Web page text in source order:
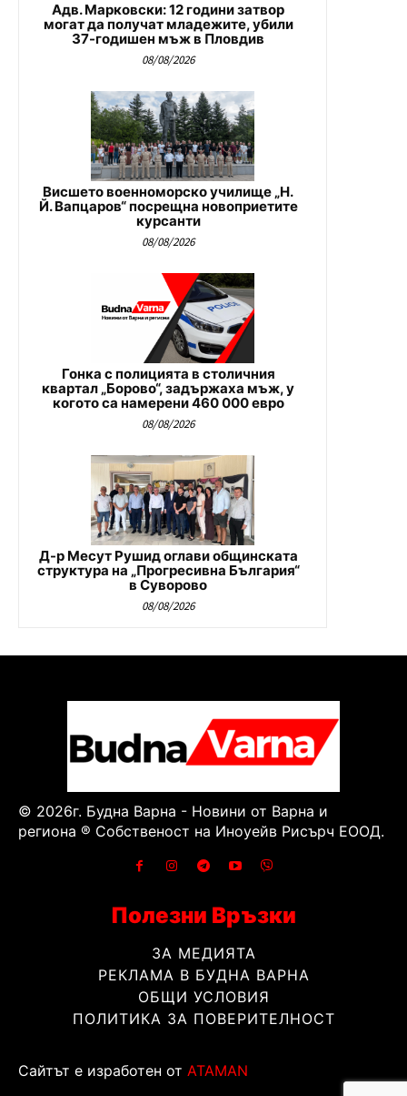
Адв. Марковски: 12 години затвор
могат да получат младежите, убили
37-годишен мъж в Пловдив
08/08/2026
Висшето военноморско училище „Н.
Й. Вапцаров“ посрещна новоприетите
курсанти
08/08/2026
Гонка с полицията в столичния
квартал „Борово“, задържаха мъж, у
когото са намерени 460 000 евро
08/08/2026
Д-р Месут Рушид оглави общинската
структура на „Прогресивна България“
в Суворово
08/08/2026
© 2026г. Будна Варна - Новини от Варна и
региона ® Собственост на Иноуейв Рисърч ЕООД.
Полезни Връзки
ЗА МЕДИЯТА
РЕКЛАМА В БУДНА ВАРНА
ОБЩИ УСЛОВИЯ
ПОЛИТИКА ЗА ПОВЕРИТЕЛНОСТ
Сайтът е изработен от ATAMAN